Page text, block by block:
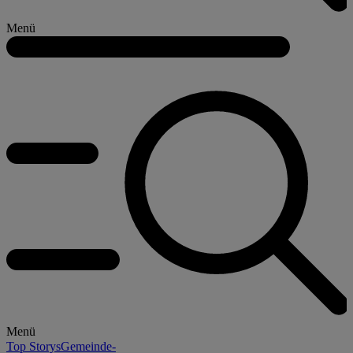
Menü
Menü
Top StorysGemeinde-